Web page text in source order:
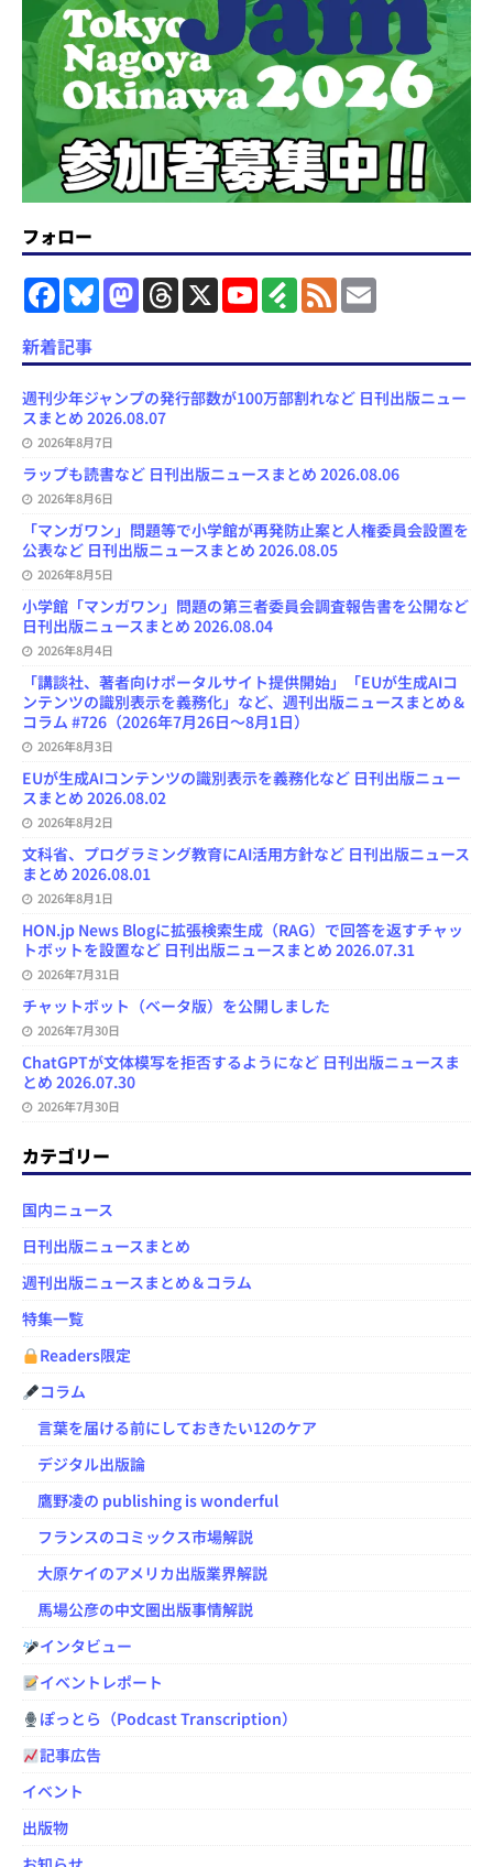
フォロー
F
a
e
b
o
k
B
s
y
M
a
o
o
n
T
h
a
s
X
Y
o
u
e
C
n
F
e
l
F
e
l
新着記事
週刊少年ジャンプの発行部数が100万部割れなど 日刊出版ニュー
スまとめ 2026.08.07
2026年8月7日
ラップも読書など 日刊出版ニュースまとめ 2026.08.06
2026年8月6日
「マンガワン」問題等で小学館が再発防止案と人権委員会設置を
公表など 日刊出版ニュースまとめ 2026.08.05
2026年8月5日
小学館「マンガワン」問題の第三者委員会調査報告書を公開など
日刊出版ニュースまとめ 2026.08.04
2026年8月4日
「講談社、著者向けポータルサイト提供開始」「EUが生成AIコ
ンテンツの識別表示を義務化」など、週刊出版ニュースまとめ＆
コラム #726（2026年7月26日～8月1日）
2026年8月3日
EUが生成AIコンテンツの識別表示を義務化など 日刊出版ニュー
スまとめ 2026.08.02
2026年8月2日
文科省、プログラミング教育にAI活用方針など 日刊出版ニュース
まとめ 2026.08.01
2026年8月1日
HON.jp News Blogに拡張検索生成（RAG）で回答を返すチャッ
トボットを設置など 日刊出版ニュースまとめ 2026.07.31
2026年7月31日
チャットボット（ベータ版）を公開しました
2026年7月30日
ChatGPTが文体模写を拒否するようになど 日刊出版ニュースま
とめ 2026.07.30
2026年7月30日
カテゴリー
国内ニュース
日刊出版ニュースまとめ
週刊出版ニュースまとめ＆コラム
特集一覧
Readers限定
コラム
言葉を届ける前にしておきたい12のケア
デジタル出版論
鷹野凌の publishing is wonderful
フランスのコミックス市場解説
大原ケイのアメリカ出版業界解説
馬場公彦の中文圏出版事情解説
インタビュー
イベントレポート
ぽっとら（Podcast Transcription）
記事広告
イベント
出版物